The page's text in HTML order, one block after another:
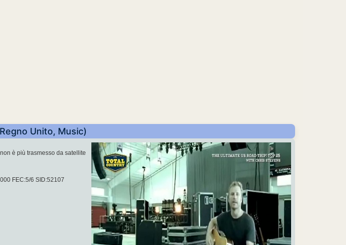
Unito, Music)
è più trasmesso da satellite
FEC:5/6 SID:52107